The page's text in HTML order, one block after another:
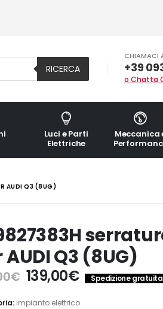
RICERCA
CHIAMACI
+39
o Chatta
Luci e Parti
Elettriche
Meccanica
AUDI Q3 (8UG)
AUDI Q3 (8UG)
€ Il
prezzo
originale
139,00€Il
prezzo
attuale
Spedizione
impianto elettrico